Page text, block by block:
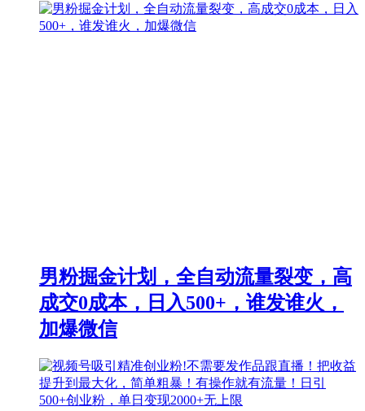
男粉掘金计划，全自动流量裂变，高
成交0成本，日入500+，谁发谁火，
加爆微信